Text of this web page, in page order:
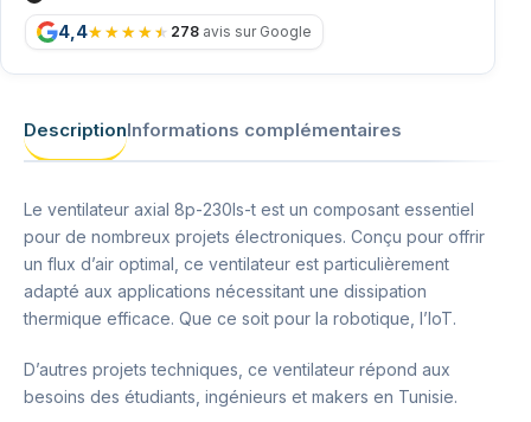
4,4 278 avis sur Google
DescriptionInformations complémentaires
Le ventilateur axial 8p-230ls-t est un composant essentiel
pour de nombreux projets électroniques. Conçu pour offrir
un flux d’air optimal, ce ventilateur est particulièrement
adapté aux applications nécessitant une dissipation
thermique efficace. Que ce soit pour la robotique, l’IoT.
D’autres projets techniques, ce ventilateur répond aux
besoins des étudiants, ingénieurs et makers en Tunisie.